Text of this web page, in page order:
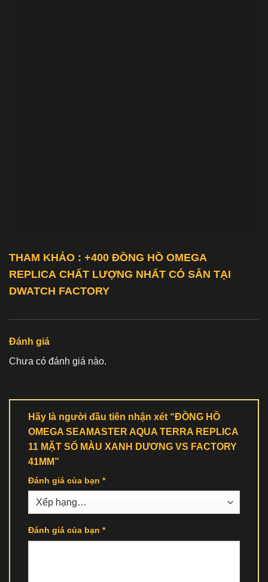
THAM KHẢO : +400 ĐỒNG HỒ OMEGA
REPLICA CHẤT LƯỢNG NHẤT CÓ SẴN TẠI
DWATCH FACTORY
Đánh giá
Chưa có đánh giá nào.
Hãy là người đầu tiên nhận xét “ĐỒNG HỒ
OMEGA SEAMASTER AQUA TERRA REPLICA
11 MẶT SỐ MÀU XANH DƯƠNG VS FACTORY
41MM”
Đánh giá của bạn *
Đánh giá của bạn *